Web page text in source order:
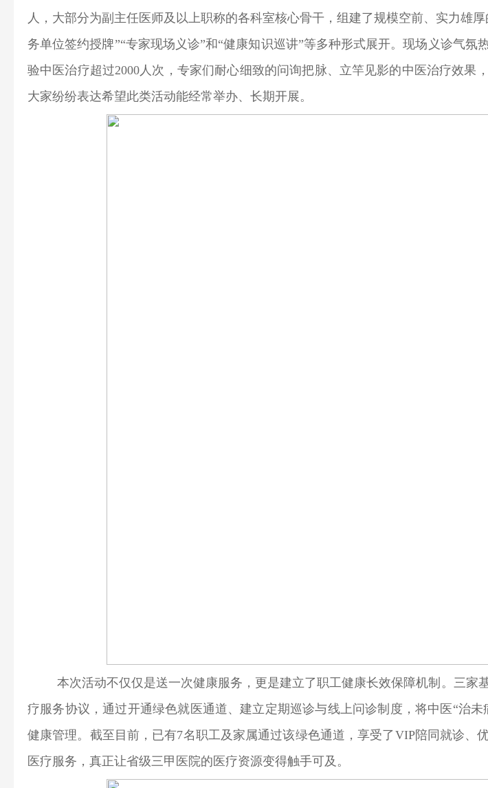
人，大部分为副主任医师及以上职称的各科室核心骨干，组建了规模空前、实力雄
务单位签约授牌”“专家现场义诊”和“健康知识巡讲”等多种形式展开。现场义诊气氛
验中医治疗超过2000人次，专家们耐心细致的问询把脉、立竿见影的中医治疗效果
大家纷纷表达希望此类活动能经常举办、长期开展。
本次活动不仅仅是送一次健康服务，更是建立了职工健康长效保障机制。三家
疗服务协议，通过开通绿色就医通道、建立定期巡诊与线上问诊制度，将中医“治
健康管理。截至目前，已有7名职工及家属通过该绿色通道，享受了VIP陪同就诊、
医疗服务，真正让省级三甲医院的医疗资源变得触手可及。